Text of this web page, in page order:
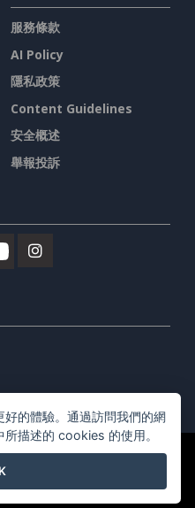
服務條款
AI Policy
隱私政策
Content Guidelines
安全概述
舉報投訴
的體驗。通過訪問我們的網
描述的 cookies 的使用。